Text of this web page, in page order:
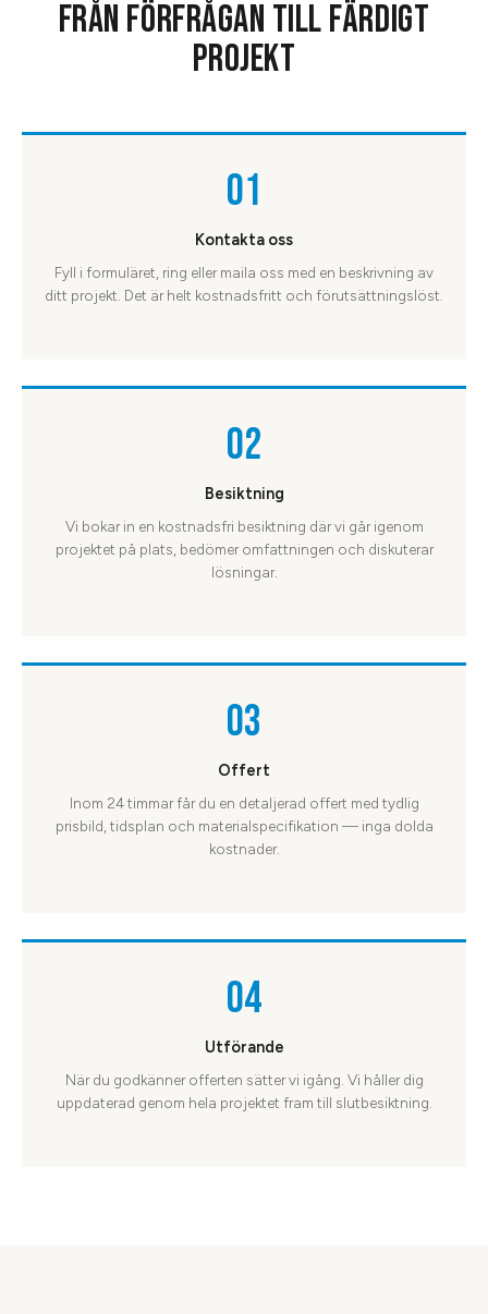
FRÅN FÖRFRÅGAN TILL FÄRDIGT
PROJEKT
01
Kontakta oss
Fyll i formuläret, ring eller maila oss med en beskrivning av
ditt projekt. Det är helt kostnadsfritt och förutsättningslöst.
02
Besiktning
Vi bokar in en kostnadsfri besiktning där vi går igenom
projektet på plats, bedömer omfattningen och diskuterar
lösningar.
03
Offert
Inom 24 timmar får du en detaljerad offert med tydlig
prisbild, tidsplan och materialspecifikation — inga dolda
kostnader.
04
Utförande
När du godkänner offerten sätter vi igång. Vi håller dig
uppdaterad genom hela projektet fram till slutbesiktning.